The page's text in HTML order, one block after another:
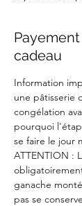
cadeau
Information
une pâtisserie
congélation
pourquoi
se faire le jour
ATTENTION :
ganache
pas se